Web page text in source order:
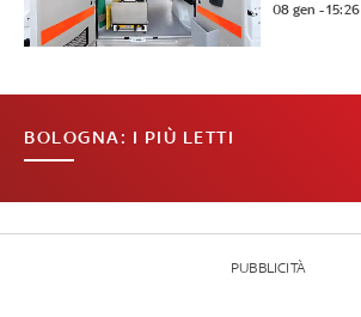
08 gen - 15:26
BOLOGNA: I PIÙ LETTI
PUBBLICITÀ